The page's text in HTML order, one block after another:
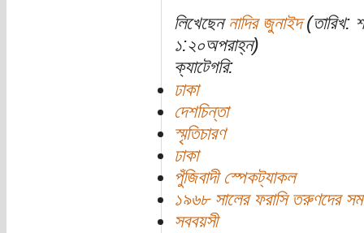
লিখেছেন নাদির জুনাইদ(তারিখ:
১:২০অপরাহ্ন)
ক্যাটেগরি:
ঢাকা
দেশচিন্তা
স্মৃতিচারণ
ঢাকা
পুঁজিবাদী স্পেকট্যাকল
১৯৬৮ সালের ফরাসি তরুণদের
সববয়সী